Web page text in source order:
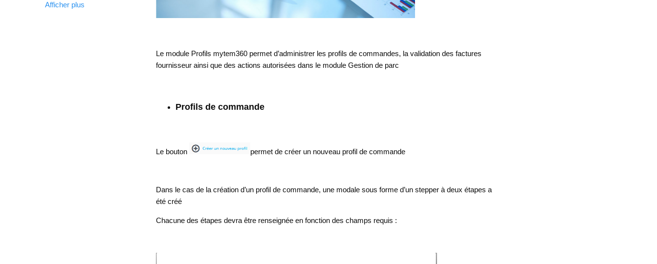
Afficher plus
Le module Profils mytem360 permet d’administrer les profils de commandes, la validation des factures
fournisseur ainsi que des actions autorisées dans le module Gestion de parc
Profils de commande
Le bouton permet de créer un nouveau profil de commande
Dans le cas de la création d’un profil de commande, une modale sous forme d’un stepper à deux étapes a
été créé
Chacune des étapes devra être renseignée en fonction des champs requis :